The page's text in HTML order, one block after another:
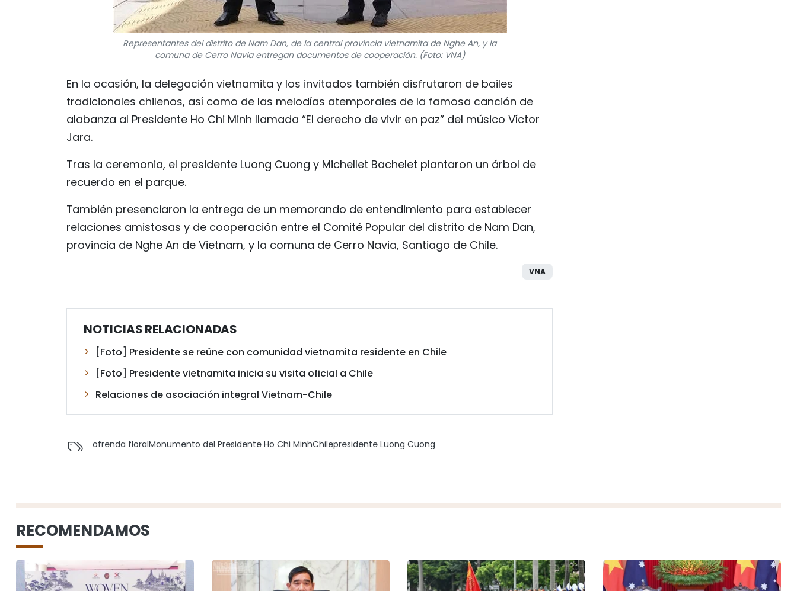
Representantes del distrito de Nam Dan, de la central provincia vietnamita de Nghe An, y la
comuna de Cerro Navia entregan documentos de cooperación. (Foto: VNA)
En la ocasión, la delegación vietnamita y los invitados también disfrutaron de bailes
tradicionales chilenos, así como de las melodías atemporales de la famosa canción de
alabanza al Presidente Ho Chi Minh llamada “El derecho de vivir en paz” del músico Víctor
Jara.
Tras la ceremonia, el presidente Luong Cuong y Michellet Bachelet plantaron un árbol de
recuerdo en el parque.
También presenciaron la entrega de un memorando de entendimiento para establecer
relaciones amistosas y de cooperación entre el Comité Popular del distrito de Nam Dan,
provincia de Nghe An de Vietnam, y la comuna de Cerro Navia, Santiago de Chile.
VNA
NOTICIAS RELACIONADAS
[Foto] Presidente se reúne con comunidad vietnamita residente en Chile
[Foto] Presidente vietnamita inicia su visita oficial a Chile
Relaciones de asociación integral Vietnam-Chile
ofrenda floralMonumento del Presidente Ho Chi MinhChilepresidente Luong Cuong
RECOMENDAMOS